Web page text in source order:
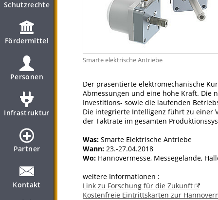
Schutzrechte
Fördermittel
Personen
Infrastruktur
Partner
Kontakt
Smarte elektrische Antriebe
Der präsentierte elektromechanische
Abmessungen und eine hohe Kraft.
Investitions- sowie die laufenden
Die integrierte Intelligenz führt zu einer
der Taktrate im gesamten
Was: Smarte Elektrische Antriebe
Wann: 23.-27.04.2018
Wo: Hannovermesse, Messegelände,
weitere Informationen :
Link zu Forschung für die Zukunft
Kostenfreie Eintrittskarten zur